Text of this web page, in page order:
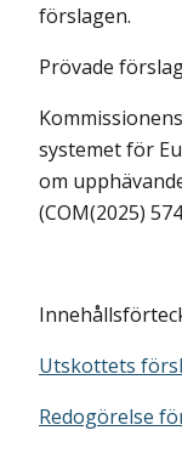
förslagen.
Prövade
systemet för
om
(COM(2025)
Utskottets
Redogörelse